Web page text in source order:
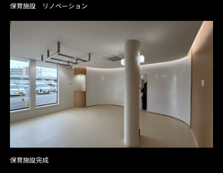
保育施設 リノベーション
保育施設完成